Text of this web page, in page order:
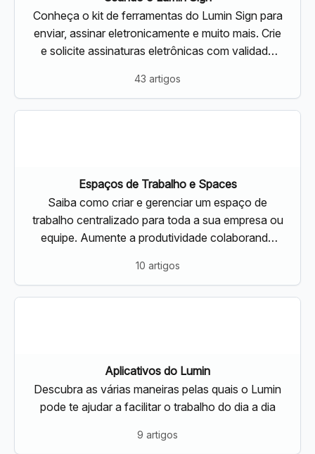
Conheça o kit de ferramentas do Lumin Sign para
enviar, assinar eletronicamente e muito mais. Crie
e solicite assinaturas eletrônicas com validade
especializado
43 artigos
Espaços de Trabalho e Spaces
Saiba como criar e gerenciar um espaço de
trabalho centralizado para toda a sua empresa ou
equipe. Aumente a produtividade colaborando
10 artigos
Aplicativos do Lumin
Descubra as várias maneiras pelas quais o Lumin
pode te ajudar a facilitar o trabalho do dia a dia
9 artigos